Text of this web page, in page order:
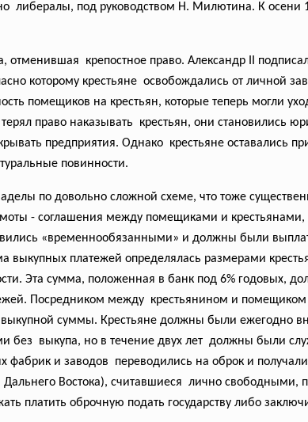
либералы, под руководством Н. Милютина. К осени
отменившая крепостное право. Александр II
которому крестьяне освобождались от личной
помещиков на крестьян, которые теперь могли
право наказывать крестьян, они становились
предприятия. Однако крестьяне оставались
повинности.
по довольно сложной схеме, что тоже
- соглашения между помещиками и крестьянами,
«временнообязанными» и должны были
выкупных платежей определялась размерами
Эта сумма, положенная в банк под 6% годовых,
Посредником между крестьянином и помещиком
суммы. Крестьяне должны были ежегодно
без выкупа, но в течение двух лет должны были
и заводов переводились на оброк и
Дальнего Востока), считавшиеся лично
платить оброчную подать государству либо